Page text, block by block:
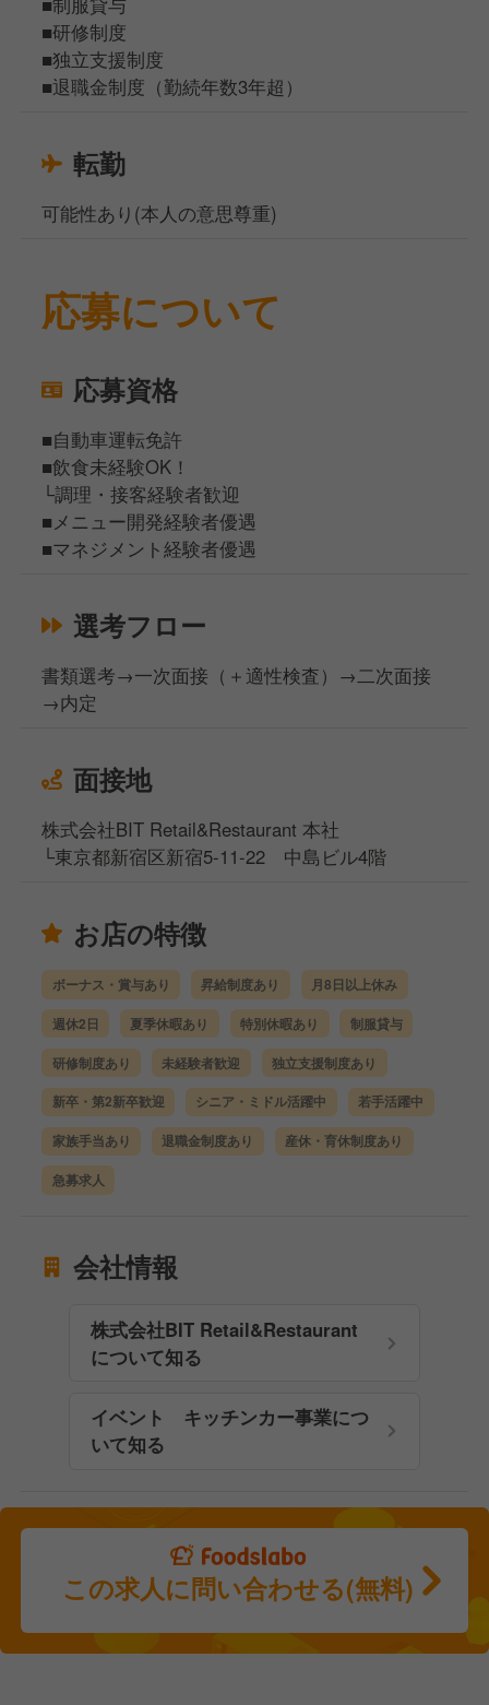
■研修制度
■独立支援制度
■退職金制度（勤続年数3年超）
転勤
可能性あり(本人の意思尊重)
応募について
応募資格
■自動車運転免許
■飲食未経験OK！
└調理・接客経験者歓迎
■メニュー開発経験者優遇
■マネジメント経験者優遇
選考フロー
書類選考→一次面接（＋適性検査）→二次面接
→内定
面接地
株式会社BIT Retail&Restaurant 本社
└東京都新宿区新宿5-11-22 中島ビル4階
お店の特徴
ボーナス・賞与あり 昇給制度あり 月8日以上休み
週休2日 夏季休暇あり 特別休暇あり 制服貸与
研修制度あり 未経験者歓迎 独立支援制度あり
新卒・第2新卒歓迎 シニア・ミドル活躍中 若手活躍中
家族手当あり 退職金制度あり 産休・育休制度あり
急募求人
会社情報
株式会社BIT Retail&Restaurant
について知る
イベント キッチンカー事業につ
いて知る
この求人に問い合わせる(無料)